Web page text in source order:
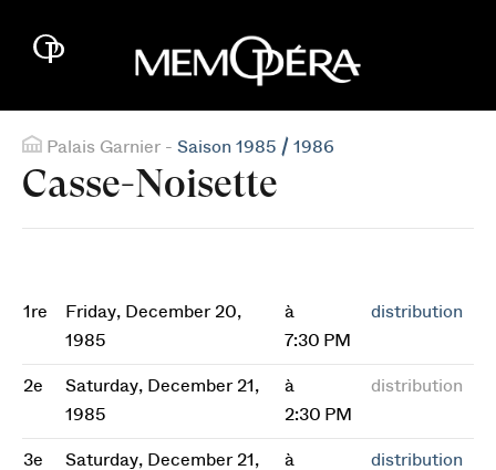
Palais Garnier - Saison 1985 / 1986
Casse-Noisette
1re
Friday, December 20,
1985
à
7:30 PM
distribution
2e
Saturday, December 21,
1985
à
2:30 PM
distribution
3e
Saturday, December 21,
à
distribution